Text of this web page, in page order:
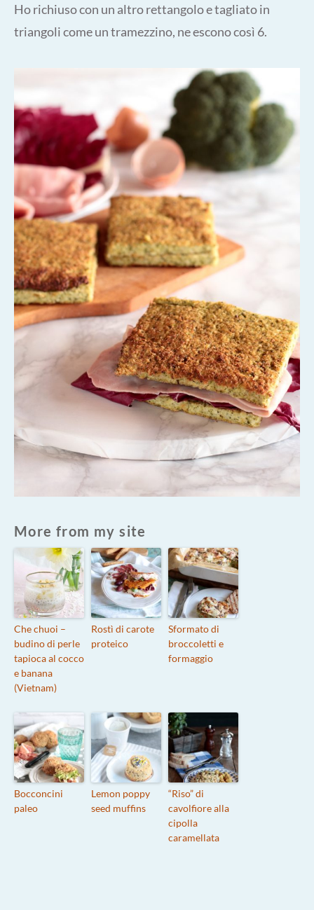
Ho richiuso con un altro rettangolo e tagliato in
triangoli come un tramezzino, ne escono così 6.
More from my site
Che chuoi –
budino di perle
tapioca al cocco
e banana
(Vietnam)
Rostì di carote
proteico
Sformato di
broccoletti e
formaggio
Bocconcini
paleo
Lemon poppy
seed muffins
“Riso” di
cavolfiore alla
cipolla
caramellata